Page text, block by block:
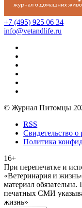
+7 (495) 925 06 34
info@vetandlife.ru
© Журнал Питомцы
RSS
Свидетельство
Политика
16+
При перепечатке и
«Ветеринария и
материал
печатных СМИ
жизнь»